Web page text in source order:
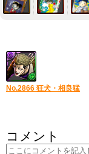
No.2866 狂犬・相良猛
コメント